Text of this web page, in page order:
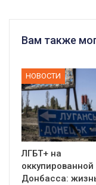
Вам также
НОВОСТИ
ЛГБТ+ на
оккупированной
Донбасса: